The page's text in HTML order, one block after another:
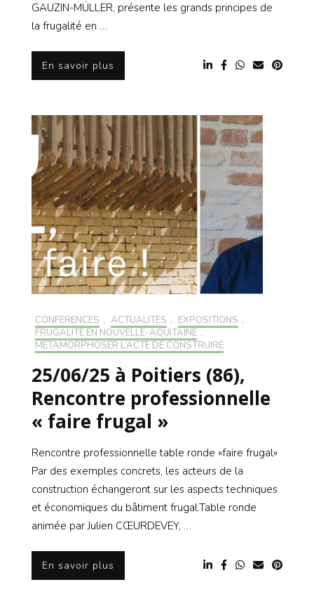
GAUZIN-MÜLLER, présente les grands principes de
la frugalité en …
En savoir plus
CONFÉRENCES , ACTUALITÉS , EXPOSITIONS ,
FRUGALITÉ EN NOUVELLE-AQUITAINE ,
MÉTAMORPHOSER L’ACTE DE CONSTRUIRE
25/06/25 à Poitiers (86),
Rencontre professionnelle
« faire frugal »
Rencontre professionnelle table ronde «faire frugal»
Par des exemples concrets, les acteurs de la
construction échangeront sur les aspects techniques
et économiques du bâtiment frugal.Table ronde
animée par Julien CŒURDEVEY, …
En savoir plus